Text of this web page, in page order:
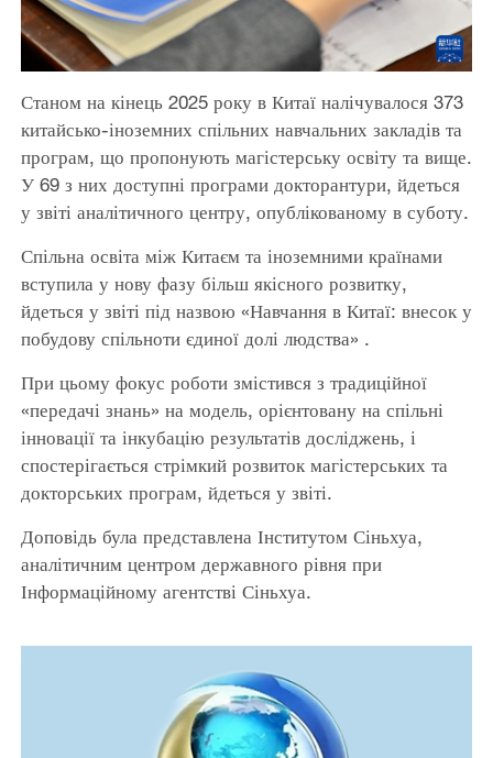
Станом на кінець 2025 року в Китаї налічувалося 373
китайсько-іноземних спільних навчальних закладів та
програм, що пропонують магістерську освіту та вище.
У 69 з них доступні програми докторантури, йдеться
у звіті аналітичного центру, опублікованому в суботу.
Спільна освіта між Китаєм та іноземними країнами
вступила у нову фазу більш якісного розвитку,
йдеться у звіті під назвою «Навчання в Китаї: внесок у
побудову спільноти єдиної долі людства» .
При цьому фокус роботи змістився з традиційної
«передачі знань» на модель, орієнтовану на спільні
інновації та інкубацію результатів досліджень, і
спостерігається стрімкий розвиток магістерських та
докторських програм, йдеться у звіті.
Доповідь була представлена Інститутом Сіньхуа,
аналітичним центром державного рівня при
Інформаційному агентстві Сіньхуа.